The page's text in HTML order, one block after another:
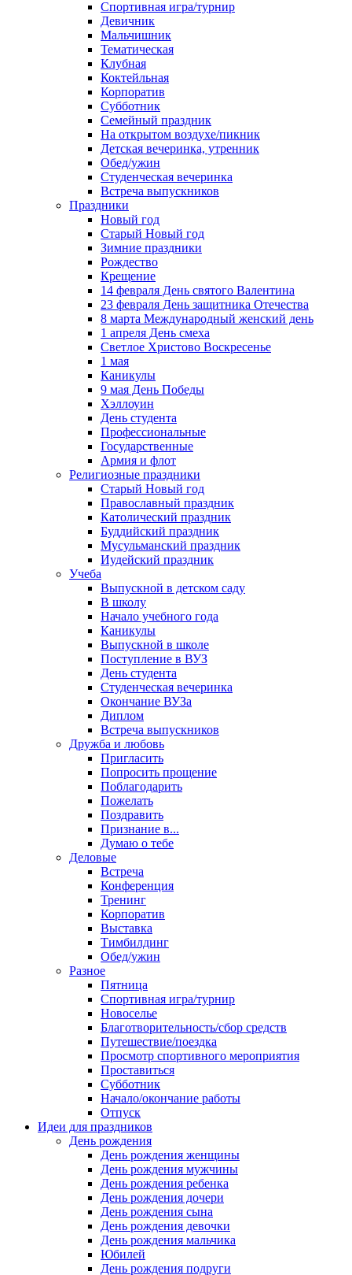
Спортивная игра/турнир
Девичник
Мальчишник
Тематическая
Клубная
Коктейльная
Корпоратив
Субботник
Семейный праздник
На открытом воздухе/пикник
Детская вечеринка, утренник
Обед/ужин
Студенческая вечеринка
Встреча выпускников
Праздники
Новый год
Старый Новый год
Зимние праздники
Рождество
Крещение
14 февраля День святого Валентина
23 февраля День защитника Отечества
8 марта Международный женский день
1 апреля День смеха
Светлое Христово Воскресенье
1 мая
Каникулы
9 мая День Победы
Хэллоуин
День студента
Профессиональные
Государственные
Армия и флот
Религиозные праздники
Старый Новый год
Православный праздник
Католический праздник
Буддийский праздник
Мусульманский праздник
Иудейский праздник
Учеба
Выпускной в детском саду
В школу
Начало учебного года
Каникулы
Выпускной в школе
Поступление в ВУЗ
День студента
Студенческая вечеринка
Окончание ВУЗа
Диплом
Встреча выпускников
Дружба и любовь
Пригласить
Попросить прощение
Поблагодарить
Пожелать
Поздравить
Признание в...
Думаю о тебе
Деловые
Встреча
Конференция
Тренинг
Корпоратив
Выставка
Тимбилдинг
Обед/ужин
Разное
Пятница
Спортивная игра/турнир
Новоселье
Благотворительность/сбор средств
Путешествие/поездка
Просмотр спортивного мероприятия
Проставиться
Субботник
Начало/окончание работы
Отпуск
Идеи для праздников
День рождения
День рождения женщины
День рождения мужчины
День рождения ребенка
День рождения дочери
День рождения сына
День рождения девочки
День рождения мальчика
Юбилей
День рождения подруги